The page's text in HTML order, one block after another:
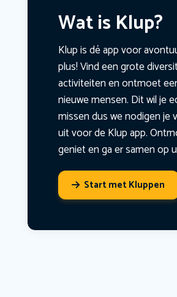
Wat is Klup?
Klup is dé app voor
plus! Vind een grote
activiteiten en ontmoet
nieuwe mensen. Dit wil je
missen dus we nodigen je
uit voor de Klup app.
geniet en ga er samen op
Start met Kluppen